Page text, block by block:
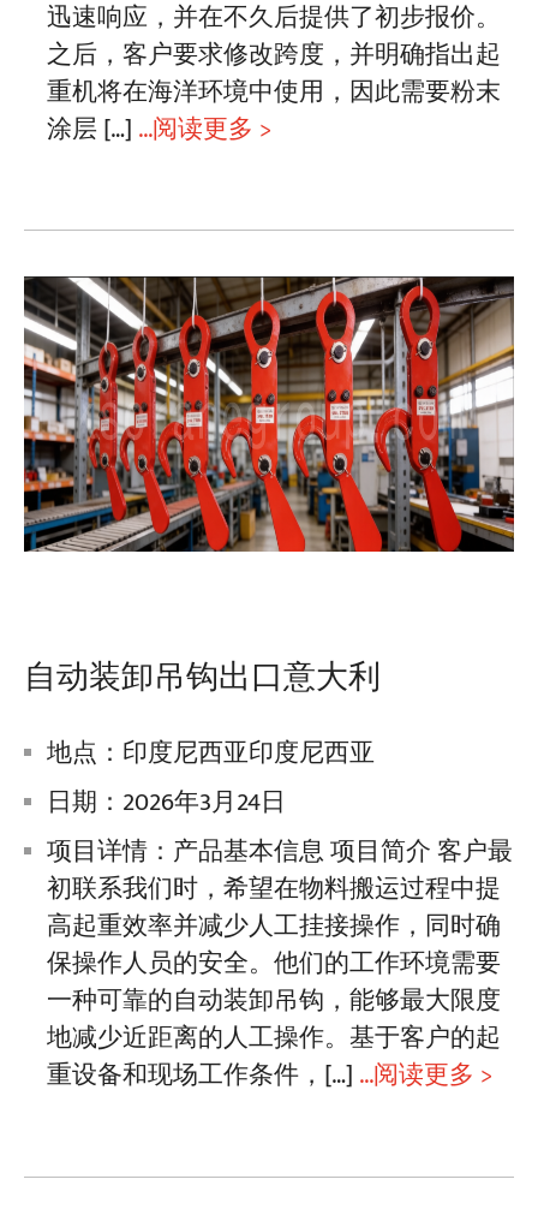
迅速响应，并在不久后提供了初步报价。
之后，客户要求修改跨度，并明确指出起
重机将在海洋环境中使用，因此需要粉末
涂层 […] ...阅读更多 >
自动装卸吊钩出口意大利
地点：印度尼西亚印度尼西亚
日期：2026年3月24日
项目详情：产品基本信息 项目简介 客户最
初联系我们时，希望在物料搬运过程中提
高起重效率并减少人工挂接操作，同时确
保操作人员的安全。他们的工作环境需要
一种可靠的自动装卸吊钩，能够最大限度
地减少近距离的人工操作。基于客户的起
重设备和现场工作条件，[…] ...阅读更多 >